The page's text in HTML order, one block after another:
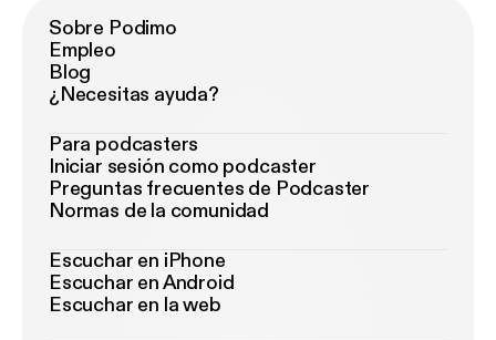
Sobre Podimo
Empleo
Blog
¿Necesitas ayuda?
Para podcasters
Iniciar sesión como podcaster
Preguntas frecuentes de Podcaster
Normas de la comunidad
Escuchar en iPhone
Escuchar en Android
Escuchar en la web